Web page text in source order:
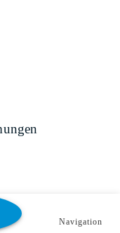
Navigation